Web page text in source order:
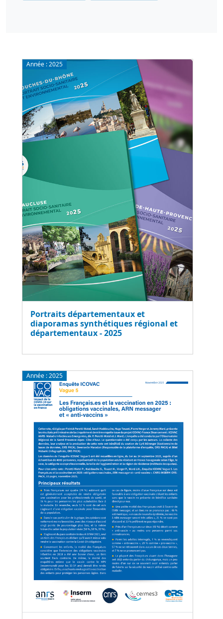
Année :2025
Portraits départementaux et
diaporamas synthétiques régional et
départementaux - 2025
Année :2025